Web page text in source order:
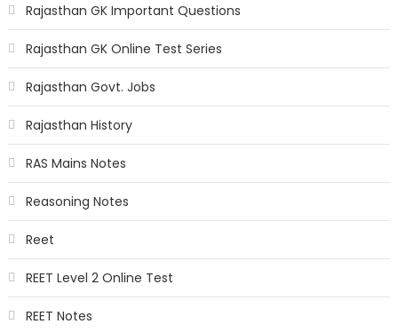
Rajasthan GK Important Questions
Rajasthan GK Online Test Series
Rajasthan Govt. Jobs
Rajasthan History
RAS Mains Notes
Reasoning Notes
Reet
REET Level 2 Online Test
REET Notes